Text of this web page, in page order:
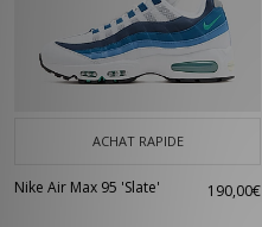
ACHAT RAPIDE
Nike Air Max 95 'Slate' 190,00€